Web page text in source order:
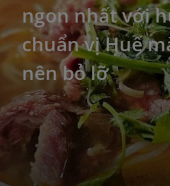
ngon nhất với
chuẩn vị Huế
nên bỏ lỡ